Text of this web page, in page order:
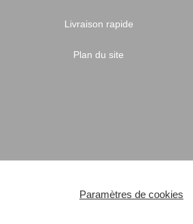
Livraison rapide
Plan du site
Paramètres de cookies